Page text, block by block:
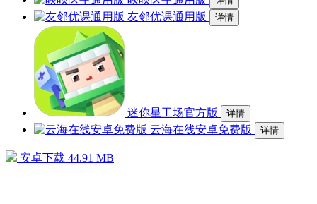
友邻优课通用版 详情
迷你星工场官方版 详情
云海在线安卓免费版 详情
安卓下载 44.91 MB